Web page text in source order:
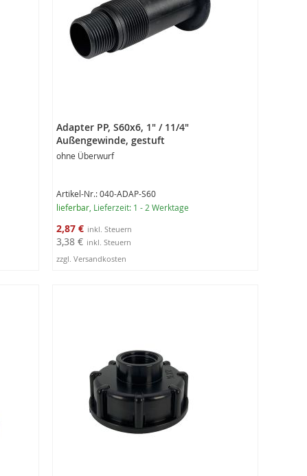
Adapter PP, S60x6, 1" / 11/4"
Außengewinde, gestuft
ohne Überwurf
Artikel-Nr.: 040-ADAP-S60
lieferbar , Lieferzeit: 1 - 2 Werktage
Sonderangebot
2,87 €
3,38 €
zzgl. Versandkosten